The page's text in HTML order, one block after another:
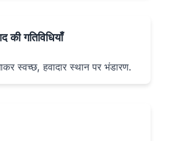
की गतिविधियाँ
स्वच्छ, हवादार स्थान पर भंडारण.